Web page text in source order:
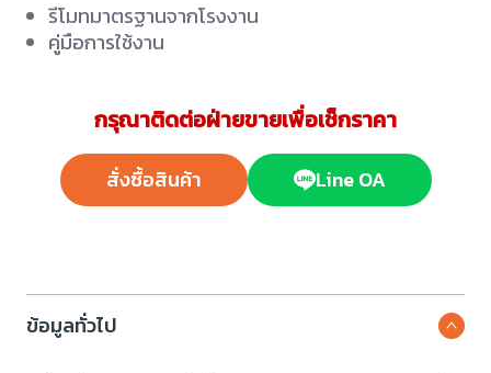
รีโมทมาตรฐานจากโรงงาน
คู่มือการใช้งาน
กรุณาติดต่อฝ่ายขายเพื่อเช็กราคา
สั่งซื้อสินค้า Line OA
ข้อมูลทั่วไป